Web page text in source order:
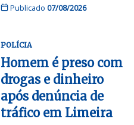
Publicado 07/08/2026
POLÍCIA
Homem é preso com
drogas e dinheiro
após denúncia de
tráfico em Limeira